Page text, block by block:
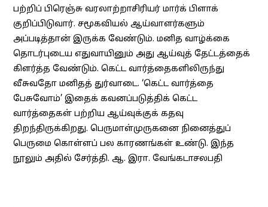
பற்றிப் பிரெஞ்சு வரலாற்றாசிரியர் மார்க் பிளாக்
குறிப்பிடுவார். சமூகவியல் ஆய்வாளர்களும்
அப்படித்தான் இருக்க வேண்டும். மனித வாழ்க்கை
தொடர்புடைய எதுவாயினும் அது ஆய்வுத் தேட்டத்தைக்
கிளர்த்த வேண்டும். கெட்ட வார்த்தைகளிலிருந்து
வீசுவதோ மனிதத் துர்வாடை. ‘கெட்ட வார்த்தை
பேசுவோம்’ இதைக் கவனப்படுத்திக் கெட்ட
வார்த்தைகள் பற்றிய ஆய்வுக்குக் கதவு
திறந்திருக்கிறது. பெருமாள்முருகனை நினைத்துப்
பெருமை கொள்ளப் பல காரணங்கள் உண்டு. இந்த
நூலும் அதில் சேர்த்தி. ஆ. இரா. வேங்கடாசலபதி